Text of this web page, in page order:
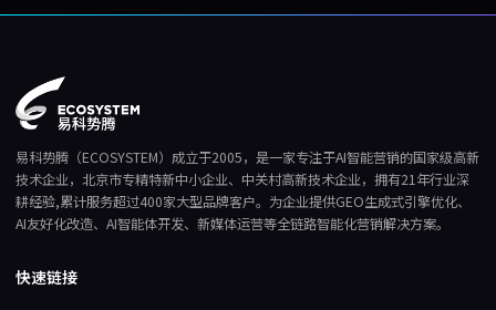
易科势腾（ECOSYSTEM）成立于2005，是一家专注于AI智能营销的国家级高新
技术企业，北京市专精特新中小企业、中关村高新技术企业，拥有21年行业深
耕经验,累计服务超过400家大型品牌客户。为企业提供GEO生成式引擎优化、
AI友好化改造、AI智能体开发、新媒体运营等全链路智能化营销解决方案。
快速链接